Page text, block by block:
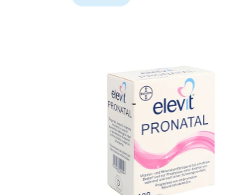
Bende,
nastri
accessori
Medicazioni